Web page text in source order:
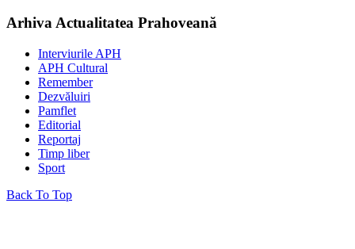
Arhiva Actualitatea Prahoveană
Interviurile APH
APH Cultural
Remember
Dezvăluiri
Pamflet
Editorial
Reportaj
Timp liber
Sport
Back To Top